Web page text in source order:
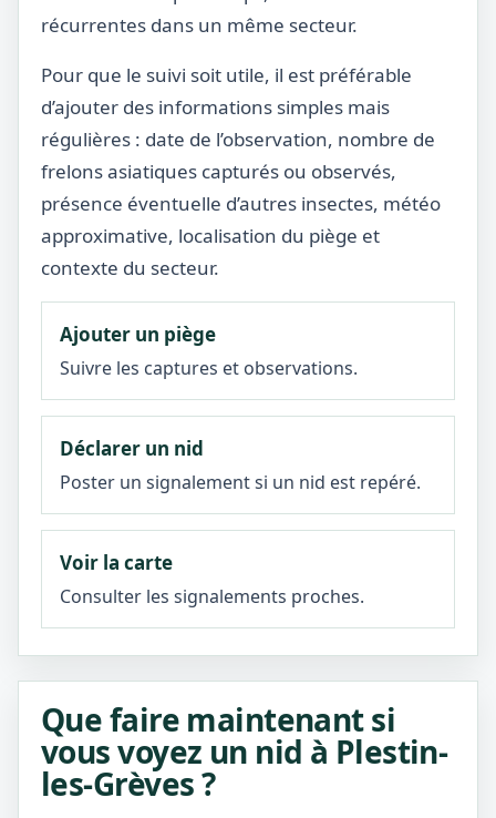
récurrentes dans un même secteur.
Pour que le suivi soit utile, il est préférable
d’ajouter des informations simples mais
régulières : date de l’observation, nombre de
frelons asiatiques capturés ou observés,
présence éventuelle d’autres insectes, météo
approximative, localisation du piège et
contexte du secteur.
Ajouter un piège
Suivre les captures et observations.
Déclarer un nid
Poster un signalement si un nid est repéré.
Voir la carte
Consulter les signalements proches.
Que faire maintenant si
vous voyez un nid à Plestin-
les-Grèves ?